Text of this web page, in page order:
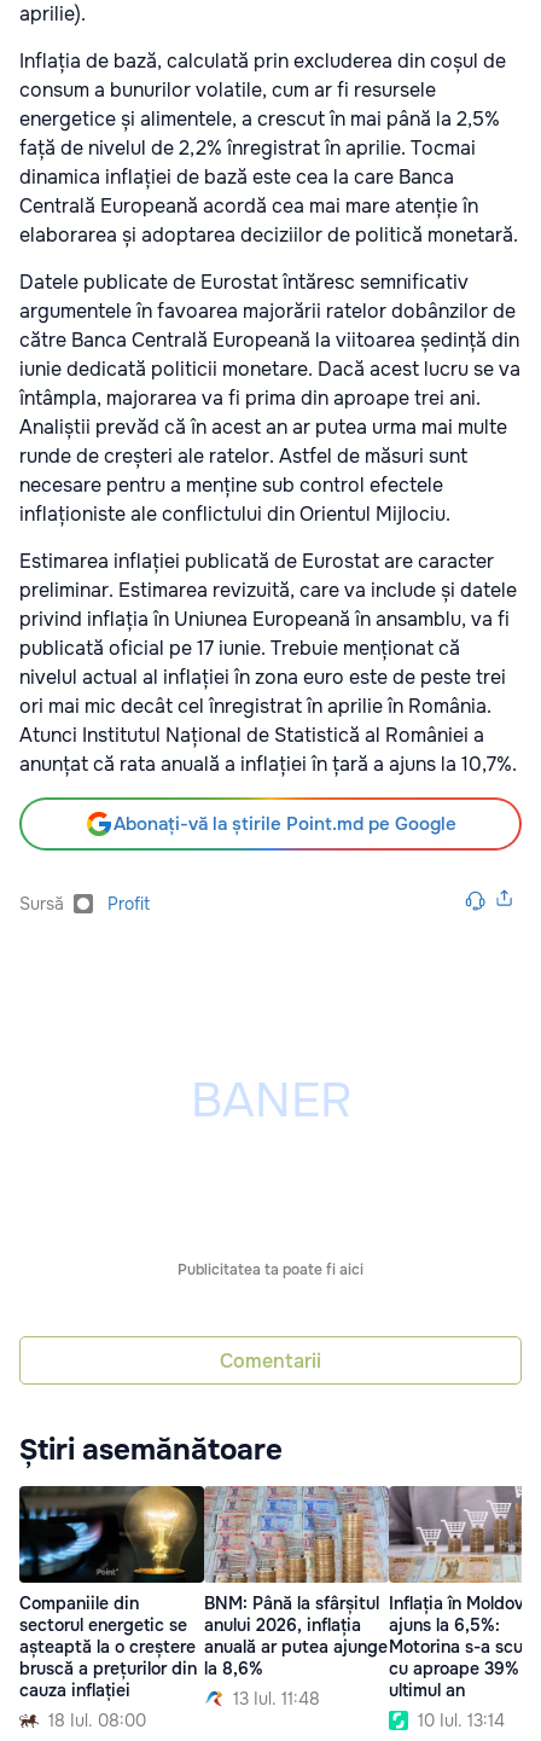
aprilie).
Inflația de bază, calculată prin excluderea din coșul de
consum a bunurilor volatile, cum ar fi resursele
energetice și alimentele, a crescut în mai până la 2,5%
față de nivelul de 2,2% înregistrat în aprilie. Tocmai
dinamica inflației de bază este cea la care Banca
Centrală Europeană acordă cea mai mare atenție în
elaborarea și adoptarea deciziilor de politică monetară.
Datele publicate de Eurostat întăresc semnificativ
argumentele în favoarea majorării ratelor dobânzilor de
către Banca Centrală Europeană la viitoarea ședință din
iunie dedicată politicii monetare. Dacă acest lucru se va
întâmpla, majorarea va fi prima din aproape trei ani.
Analiștii prevăd că în acest an ar putea urma mai multe
runde de creșteri ale ratelor. Astfel de măsuri sunt
necesare pentru a menține sub control efectele
inflaționiste ale conflictului din Orientul Mijlociu.
Estimarea inflației publicată de Eurostat are caracter
preliminar. Estimarea revizuită, care va include și datele
privind inflația în Uniunea Europeană în ansamblu, va fi
publicată oficial pe 17 iunie. Trebuie menționat că
nivelul actual al inflației în zona euro este de peste trei
ori mai mic decât cel înregistrat în aprilie în România.
Atunci Institutul Național de Statistică al României a
anunțat că rata anuală a inflației în țară a ajuns la 10,7%.
Abonați-vă la știrile Point.md pe Google
Sursă Profit
Publicitatea ta poate fi aici
Comentarii
Știri asemănătoare
Companiile din
sectorul energetic se
așteaptă la o creștere
bruscă a prețurilor din
cauza inflației
18 Iul. 08:00
BNM: Până la sfârșitul
anului 2026, inflația
anuală ar putea ajunge
la 8,6%
13 Iul. 11:48
Inflația în Moldova
ajuns la 6,5%:
Motorina s-a
cu aproape 39% în
ultimul an
10 Iul. 13:14